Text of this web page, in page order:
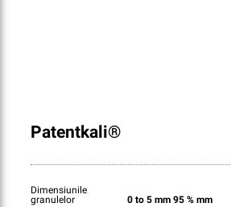
Patentkali®
Dimensiunile
granulelor
0 to 5 mm 95 % mm